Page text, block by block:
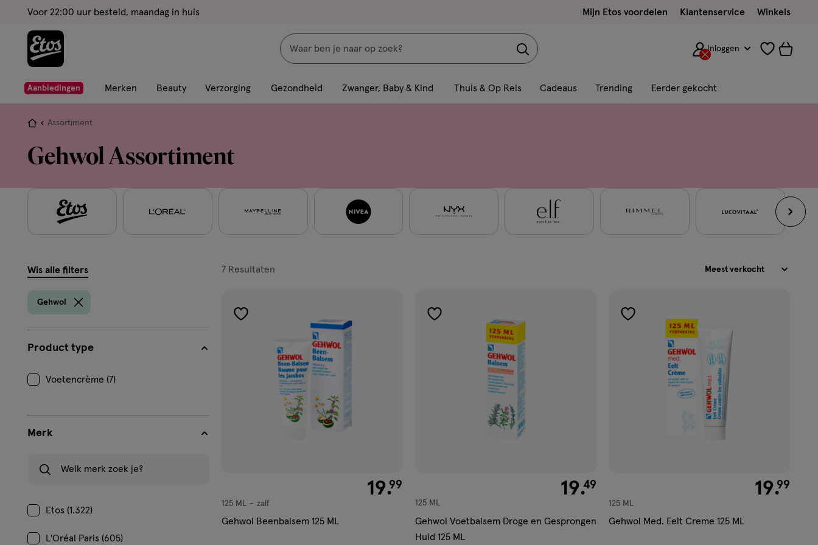
ga
de
hoofd
ga
naar
de
ga
naar
footer
Voor 22:00 uur besteld, maandag in huis Mijn Etos voordelen Klantenservice Winkels
Zoeken
met
dit
geavanceerde
zoekopties
Inloggen
Aanbiedingen Merken Beauty Verzorging Gezondheid Zwanger, Baby & Kind Thuis & Op Reis Cadeaus Trending Eerder gekocht
Je
hier:
Assortiment
Gehwol Assortiment
filters
Wis alle filters
Gehwol
Product type
Voetencrème (7)
Merk
Etos (1.322)
L'Oréal Paris (605)
7Resultaten
producten
toevoegen
verlanglijst
€ 19.99
19.99
zalf
125 ML zalf
Gehwol Beenbalsem 125 ML
toevoegen
€ 19.49
19.49
125 ML
Gehwol Voetbalsem Droge en Gesprongen
Huid 125 ML
toevoegen
verlanglijst
€ 19.99
19.99
125 ML
Gehwol Med. Eelt Creme 125 ML